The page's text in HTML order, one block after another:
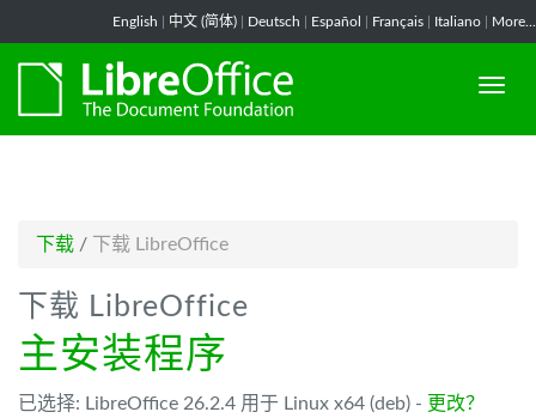
English 中文 (简体) Deutsch Español Français Italiano More...
下载 / 下载 LibreOffice
下载 LibreOffice
主安装程序
已选择: LibreOffice 26.2.4 用于 Linux x64 (deb) - 更改？